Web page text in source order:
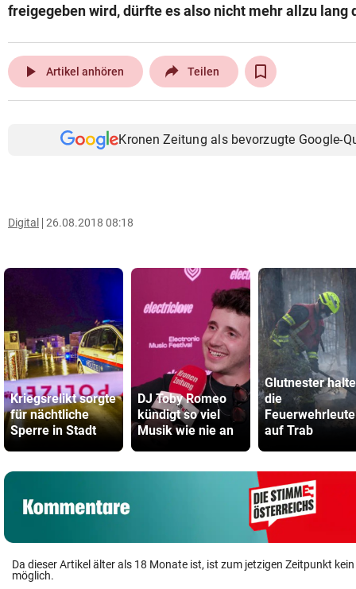
freigegeben wird, dürfte es also nicht mehr allzu lang
play_arrow Artikel anhören Teilen
Kronen Zeitung als bevorzugte Google-
Digital 26.08.2018 08:18
Kriegsrelikt sorgte
für nächtliche
Sperre in Stadt
DJ Toby Romeo
kündigt so viel
Musik wie nie an
Glutnester
die
Feuerwehrleute
auf Trab
Da dieser Artikel älter als 18 Monate ist, ist zum jetzigen Zeitpunkt
möglich.